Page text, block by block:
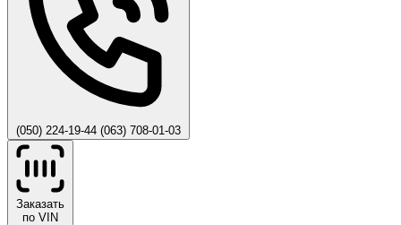
(050) 224-19-44 (063) 708-01-03
Заказать
по VIN